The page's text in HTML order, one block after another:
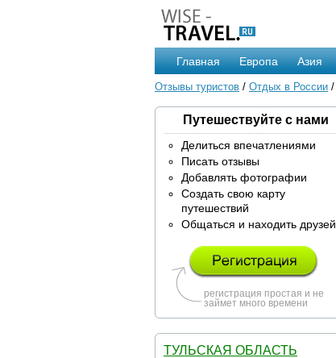
Главная Европа Азия
Отзывы туристов / Отдых в России /
Путешествуйте с нами
Делиться впечатлениями
Писать отзывы
Добавлять фотографии
Создать свою карту
путешествий
Общаться и находить друзей
регистрация простая и не
займет много времени
ТУЛЬСКАЯ ОБЛАСТЬ